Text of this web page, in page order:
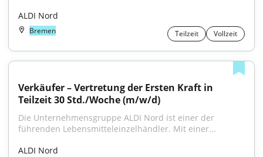
ALDI Nord
Bremen Teilzeit Vollzeit
Verkäufer – Vertretung der Ersten Kraft in
Teilzeit 30 Std./Woche (m/w/d)
Die Unternehmensgruppe ALDI Nord ist einer der
führenden Lebensmitteleinzelhändler. Mit einer...
ALDI Nord